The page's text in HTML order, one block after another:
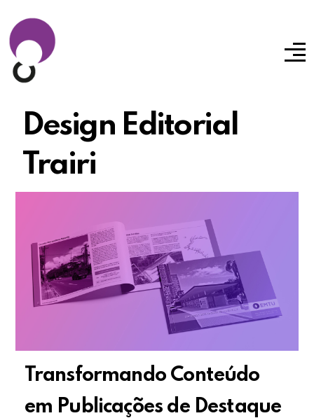
Design Editorial
Trairi
Transformando Conteúdo
em Publicações de Destaque